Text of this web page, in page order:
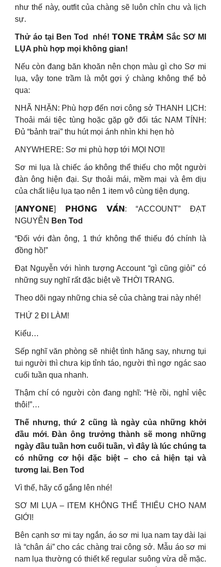
như thế này, outfit của chàng sẽ luôn chỉn chu và lịch
sự.
Thử áo tại Ben Tod nhé! 𝗧𝗢𝗡𝗘 𝗧𝗥𝗔̂̀𝗠 Sắc SƠ MI
LỤA phù hợp mọi không gian!
Nếu còn đang băn khoăn nên chọn màu gì cho Sơ mi
lụa, vậy tone trầm là một gợi ý chàng không thể bỏ
qua:
NHÃ NHẶN: Phù hợp đến nơi công sở THANH LỊCH:
Thoải mái tiệc tùng hoặc gặp gỡ đối tác NAM TÍNH:
Đủ “bảnh trai” thu hút mọi ánh nhìn khi hẹn hò
ANYWHERE: Sơ mi phù hợp tới MỌI NƠI!
Sơ mi lụa là chiếc áo không thể thiếu cho một người
đàn ông hiện đại. Sự thoải mái, mềm mại và êm dịu
của chất liệu lụa tạo nên 1 item vô cùng tiện dụng.
[𝗔𝗡𝗬𝗢𝗡𝗘] 𝗣𝗛𝗢̉𝗡𝗚 𝗩𝗔̂́𝗡: “ACCOUNT” ĐẠT
NGUYỄN Ben Tod
“Đối với đàn ông, 1 thứ không thể thiếu đó chính là
đồng hồ!”
Đạt Nguyễn với hình tượng Account “gì cũng giỏi” có
những suy nghĩ rất đặc biệt về THỜI TRANG.
Theo dõi ngay những chia sẻ của chàng trai này nhé!
THỨ 2 ĐI LÀM!
Kiểu…
Sếp nghĩ văn phòng sẽ nhiệt tình hăng say, nhưng tụi
tui người thì chưa kịp tỉnh táo, người thì ngơ ngác sao
cuối tuần qua nhanh.
Thậm chí có người còn đang nghĩ: “Hè rồi, nghỉ việc
thôi!”…
Thế nhưng, thứ 2 cũng là ngày của những khởi
đầu mới. Đàn ông trưởng thành sẽ mong những
ngày đầu tuần hơn cuối tuần, vì đây là lúc chúng ta
có những cơ hội đặc biệt – cho cả hiện tại và
tương lai. Ben Tod
Vì thế, hãy cố gắng lên nhé!
SƠ MI LỤA – ITEM KHÔNG THỂ THIẾU CHO NAM
GIỚI!
Bên cạnh sơ mi tay ngắn, áo sơ mi lụa nam tay dài lại
là “chân ái” cho các chàng trai công sở. Mẫu áo sơ mi
nam lụa thường có thiết kế regular suông vừa dễ mặc.